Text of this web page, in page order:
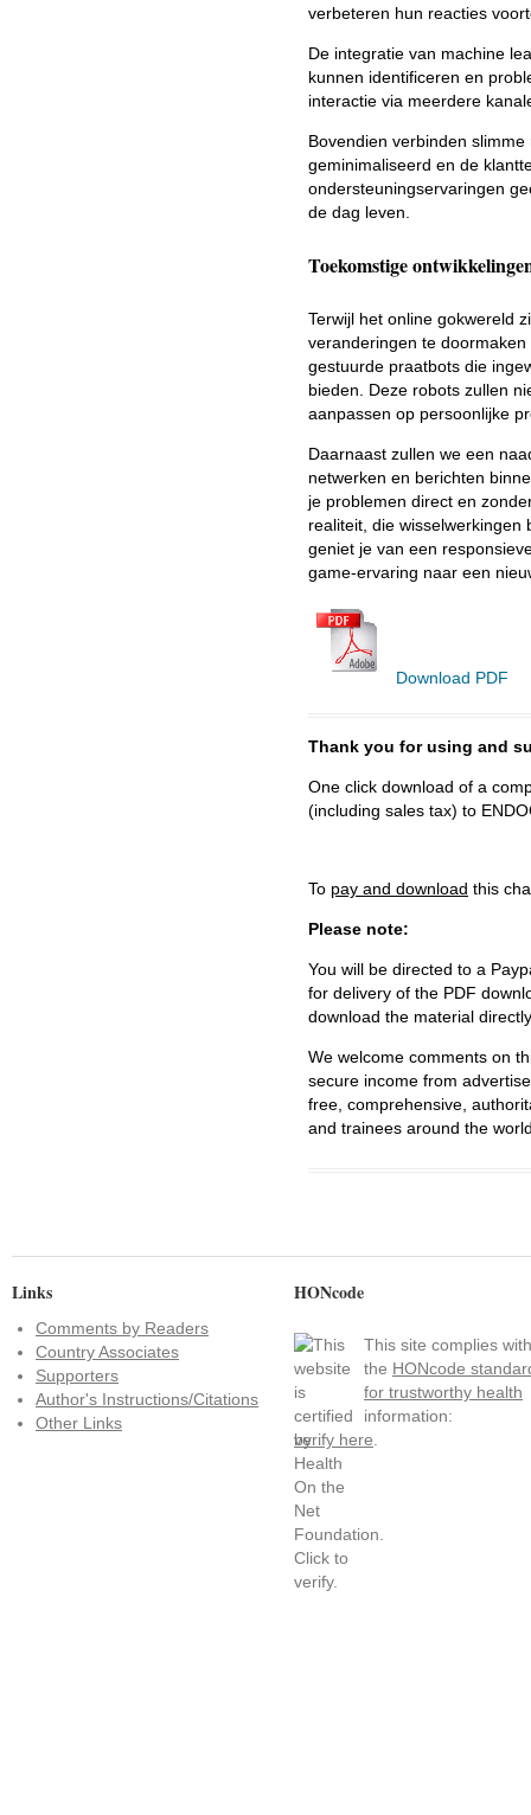
verbeteren hun reacties
De integratie van machine
kunnen identificeren en
interactie via meerdere
Bovendien verbinden
geminimaliseerd en de
ondersteuningservaringen
de dag leven.
Toekomstige
Terwijl het online gokwereld
veranderingen te
gestuurde praatbots die
bieden. Deze robots zullen
aanpassen op persoonlijke
Daarnaast zullen we een
netwerken en berichten
je problemen direct en
realiteit, die
geniet je van een
game-ervaring naar een
Download PDF
Thank you for using and
One click download of a
(including sales tax) to
To pay and download this
Please note:
You will be directed to a
for delivery of the PDF
download the material
We welcome comments on
secure income from
free, comprehensive,
and trainees around the
Links
Comments by Readers
Country Associates
Supporters
Author's Instructions/Citations
Other Links
HONcode
This site complies with
the HONcode
for trustworthy health
information:
verify here